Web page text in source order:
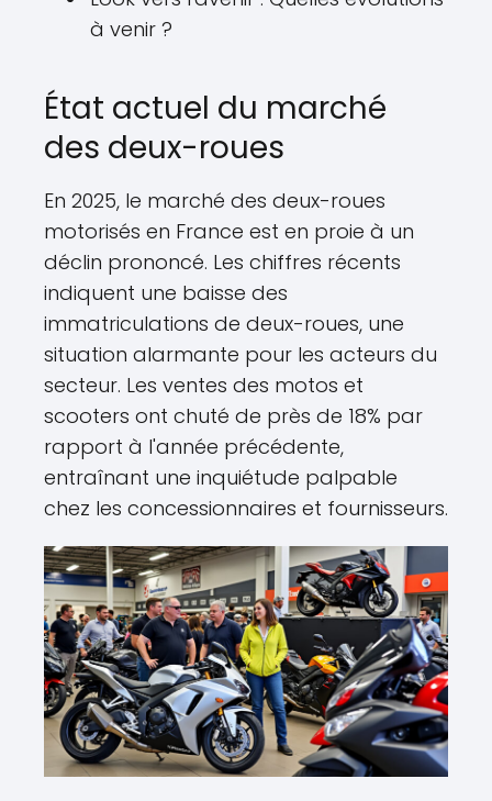
à venir ?
État actuel du marché
des deux-roues
En 2025, le marché des deux-roues
motorisés en France est en proie à un
déclin prononcé. Les chiffres récents
indiquent une baisse des
immatriculations de deux-roues, une
situation alarmante pour les acteurs du
secteur. Les ventes des motos et
scooters ont chuté de près de 18% par
rapport à l'année précédente,
entraînant une inquiétude palpable
chez les concessionnaires et fournisseurs.